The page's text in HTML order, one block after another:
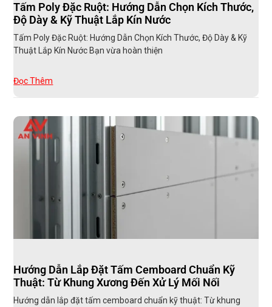
Tấm Poly Đặc Ruột: Hướng Dẫn Chọn Kích Thước,
Độ Dày & Kỹ Thuật Lắp Kín Nước
Tấm Poly Đặc Ruột: Hướng Dẫn Chọn Kích Thước, Độ Dày & Kỹ
Thuật Lắp Kín Nước Bạn vừa hoàn thiện
Đọc Thêm
Hướng Dẫn Lắp Đặt Tấm Cemboard Chuẩn Kỹ
Thuật: Từ Khung Xương Đến Xử Lý Mối Nối
Hướng dẫn lắp đặt tấm cemboard chuẩn kỹ thuật: Từ khung